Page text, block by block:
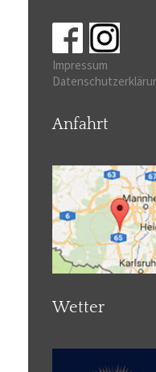
Impressum
Anfahrt
Wetter